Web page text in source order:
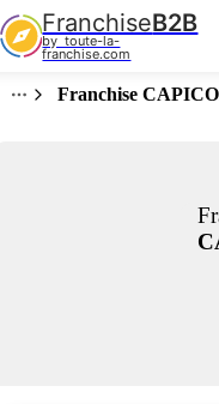
FranchiseB2B
by  toute-la-
franchise.com
Franchise